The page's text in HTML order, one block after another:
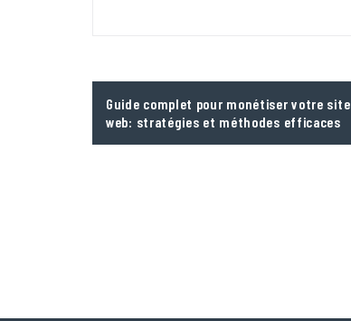
Navigation
de
l’article
Guide complet pour monétiser votre site
web: stratégies et méthodes efficaces